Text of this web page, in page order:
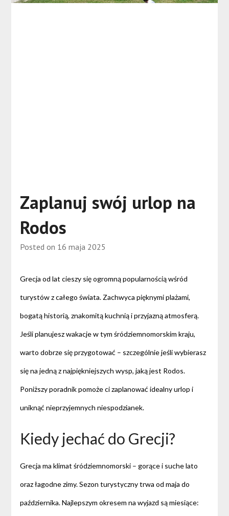
Zaplanuj swój urlop na
Rodos
Posted on 16 maja 2025
Grecja od lat cieszy się ogromną popularnością wśród
turystów z całego świata. Zachwyca pięknymi plażami,
bogatą historią, znakomitą kuchnią i przyjazną atmosferą.
Jeśli planujesz wakacje w tym śródziemnomorskim kraju,
warto dobrze się przygotować – szczególnie jeśli wybierasz
się na jedną z najpiękniejszych wysp, jaką jest Rodos.
Poniższy poradnik pomoże ci zaplanować idealny urlop i
uniknąć nieprzyjemnych niespodzianek.
Kiedy jechać do Grecji?
Grecja ma klimat śródziemnomorski – gorące i suche lato
oraz łagodne zimy. Sezon turystyczny trwa od maja do
października. Najlepszym okresem na wyjazd są miesiące: